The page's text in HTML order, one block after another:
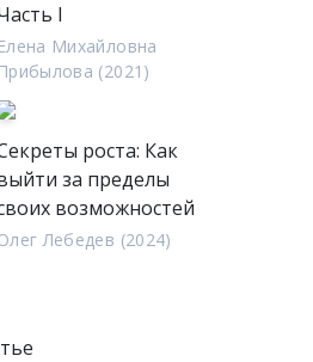
I
Елена Михайловна
Прибылова (2021)
роста: Как
за пределы
возможностей
Лебедев (2024)